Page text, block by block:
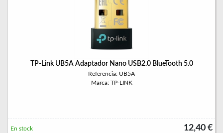
TP-Link UB5A Adaptador Nano USB2.0 BlueTooth 5.0
Referencia: UB5A
Marca: TP-LINK
12,40 €
En stock